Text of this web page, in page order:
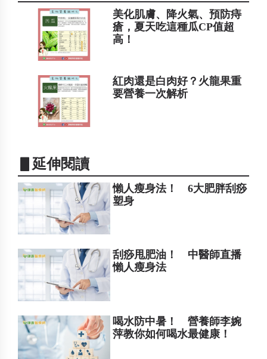
美化肌膚、降火氣、預防痔
瘡，夏天吃這種瓜CP值超
高！
紅肉還是白肉好？火龍果重
要營養一次解析
▋延伸閱讀
懶人瘦身法！ 6大肥胖刮痧
塑身
刮痧甩肥油！ 中醫師直播
懶人瘦身法
喝水防中暑！ 營養師李婉
萍教你如何喝水最健康！